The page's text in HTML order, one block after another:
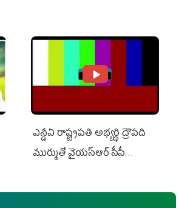
ఎన్డీఏ రాష్ట్ర‌ప‌తి అభ్య‌ర్థి ద్రౌప‌ది
ముర్ముతో వైయ‌స్ఆర్ సీపీ
ఎమ్మెల్యేలు, ఎంపీల స‌మావేశం